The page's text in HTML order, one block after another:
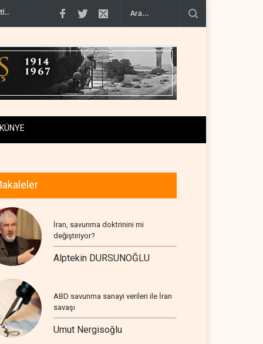
.. İsrail, beyin göçünde rekora koşuyor.. Kolombiya kartelleri
KÜNYE
İran, savunma doktrinini mi
değiştiriyor?
Alptekin DURSUNOĞLU
ABD savunma sanayi verileri ile İran
savaşı
Umut Nergisoğlu